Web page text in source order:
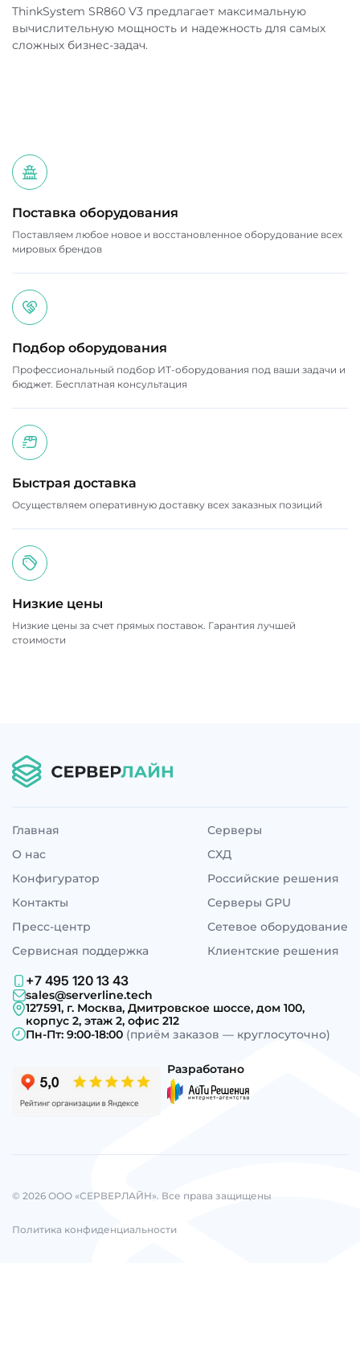
ThinkSystem SR860 V3 предлагает максимальную
вычислительную мощность и надежность для самых
сложных бизнес-задач.
Поставка оборудования
Поставляем любое новое и восстановленное оборудование всех
мировых брендов
Подбор оборудования
Профессиональный подбор ИТ-оборудования под ваши задачи и
бюджет. Бесплатная консультация
Быстрая доставка
Осуществляем оперативную доставку всех заказных позиций
Низкие цены
Низкие цены за счет прямых поставок. Гарантия лучшей
стоимости
Главная
О нас
Конфигуратор
Контакты
Пресс-центр
Сервисная поддержка
Серверы
СХД
Российские решения
Серверы GPU
Сетевое оборудование
Клиентские решения
+7 495 120 13 43
sales@serverline.tech
127591, г. Москва, Дмитровское шоссе, дом 100,
корпус 2, этаж 2, офис 212
Пн-Пт: 9:00-18:00 (приём заказов — круглосуточно)
Разработано
© 2026 ООО «СЕРВЕРЛАЙН». Все права защищены
Политика конфиденциальности